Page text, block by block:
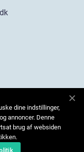
dine indstillinger,
annoncer. Denne
brug af websiden